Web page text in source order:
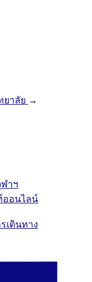
ยาลัย →
าฯ
ออนไลน์
เดินทาง